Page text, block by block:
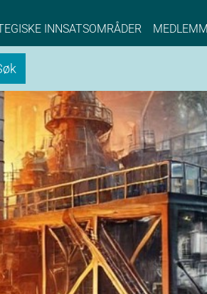
NCE EYDE, Norwegian
INNSATSOMRÅDER